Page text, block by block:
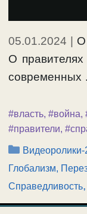
05.01.2024 | О
О
современных
#власть, #война,
#правители,
Рубрики
Видеоролики-
Глобализм,
Справедливость,